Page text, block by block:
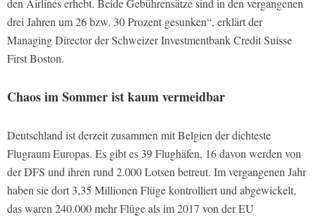
den Airlines erhebt. Beide Gebührensätze sind in den vergangenen
drei Jahren um 26 bzw. 30 Prozent gesunken“, erklärt der
Managing Director der Schweizer Investmentbank Credit Suisse
First Boston.
Chaos im Sommer ist kaum vermeidbar
Deutschland ist derzeit zusammen mit Belgien der dichteste
Flugraum Europas. Es gibt es 39 Flughäfen, 16 davon werden von
der DFS und ihren rund 2.000 Lotsen betreut. Im vergangenen Jahr
haben sie dort 3,35 Millionen Flüge kontrolliert und abgewickelt,
das waren 240.000 mehr Flüge als im 2017 von der EU